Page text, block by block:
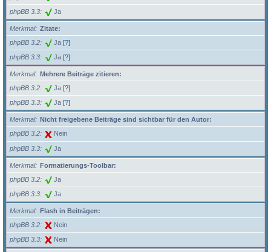
phpBB 3.3 Ja
Merkmal
Zitate:
phpBB 3.2
Ja [?]
phpBB 3.3 Ja [?]
Merkmal
Mehrere Beiträge zitieren:
phpBB 3.2
Ja [?]
phpBB 3.3 Ja [?]
Merkmal
Nicht freigebene Beiträge sind sichtbar für den Autor:
phpBB 3.2
Nein
phpBB 3.3 Ja
Merkmal
Formatierungs-Toolbar:
phpBB 3.2
Ja
phpBB 3.3 Ja
Merkmal
Flash in Beiträgen:
phpBB 3.2
Nein
phpBB 3.3 Nein